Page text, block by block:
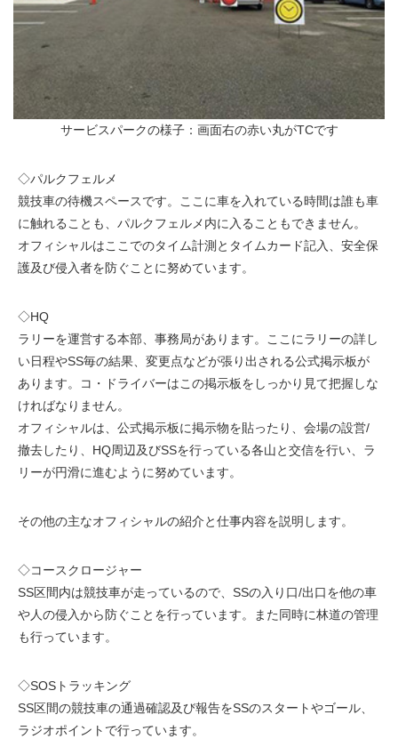
サービスパークの様子：画面右の赤い丸がTCです
◇パルクフェルメ
競技車の待機スペースです。ここに車を入れている時間は誰も車
に触れることも、パルクフェルメ内に入ることもできません。
オフィシャルはここでのタイム計測とタイムカード記入、安全保
護及び侵入者を防ぐことに努めています。
◇HQ
ラリーを運営する本部、事務局があります。ここにラリーの詳し
い日程やSS毎の結果、変更点などが張り出される公式掲示板が
あります。コ・ドライバーはこの掲示板をしっかり見て把握しな
ければなりません。
オフィシャルは、公式掲示板に掲示物を貼ったり、会場の設営/
撤去したり、HQ周辺及びSSを行っている各山と交信を行い、ラ
リーが円滑に進むように努めています。
その他の主なオフィシャルの紹介と仕事内容を説明します。
◇コースクロージャー
SS区間内は競技車が走っているので、SSの入り口/出口を他の車
や人の侵入から防ぐことを行っています。また同時に林道の管理
も行っています。
◇SOSトラッキング
SS区間の競技車の通過確認及び報告をSSのスタートやゴール、
ラジオポイントで行っています。